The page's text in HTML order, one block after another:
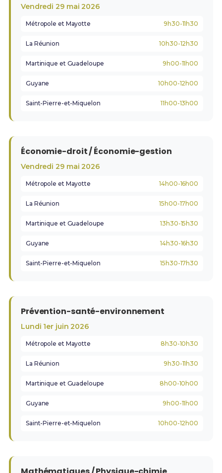
Vendredi 29 mai 2026
Métropole et Mayotte 9h30-11h30
La Réunion 10h30-12h30
Martinique et Guadeloupe 9h00-11h00
Guyane 10h00-12h00
Saint-Pierre-et-Miquelon 11h00-13h00
Économie-droit / Économie-gestion
Vendredi 29 mai 2026
Métropole et Mayotte 14h00-16h00
La Réunion 15h00-17h00
Martinique et Guadeloupe 13h30-15h30
Guyane 14h30-16h30
Saint-Pierre-et-Miquelon 15h30-17h30
Prévention-santé-environnement
Lundi 1er juin 2026
Métropole et Mayotte 8h30-10h30
La Réunion 9h30-11h30
Martinique et Guadeloupe 8h00-10h00
Guyane 9h00-11h00
Saint-Pierre-et-Miquelon 10h00-12h00